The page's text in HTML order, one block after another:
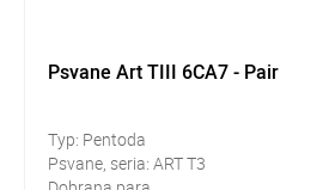
Psvane Art TIII 6CA7 - Pair
Typ: Pentoda
Psvane, seria: ART T3